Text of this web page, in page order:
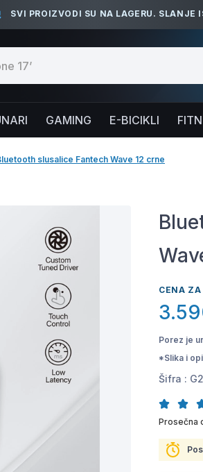
SVI PROIZVODI SU NA LAGERU. SLANJE
GAMING E-BICIKLI
slusalice Fantech Wave 12 crne
CENA
Porez je
*Slika i
Šifra :
Prosečna